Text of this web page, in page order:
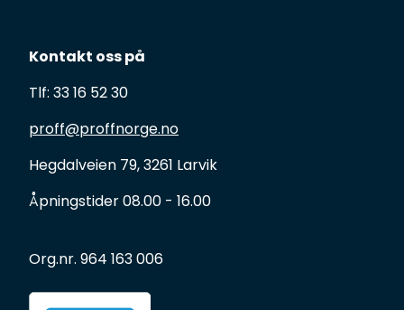
Kontakt oss på
Tlf: 33 16 52 30
proff@proffnorge.no
Hegdalveien 79, 3261 Larvik
Åpningstider 08.00 - 16.00
Org.nr. 964 163 006